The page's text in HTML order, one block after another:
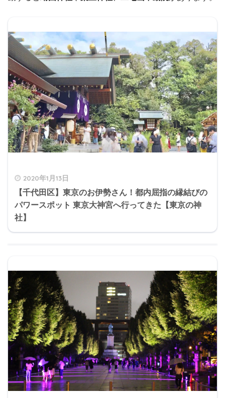
2020年1月13日
【千代田区】東京のお伊勢さん！都内屈指の縁結びの
パワースポット 東京大神宮へ行ってきた【東京の神
社】